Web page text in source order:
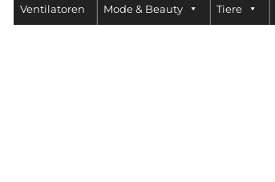
Ventilatoren Mode & Beauty Tiere